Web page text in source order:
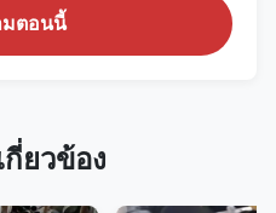
มตอนนี้
ยวข้อง